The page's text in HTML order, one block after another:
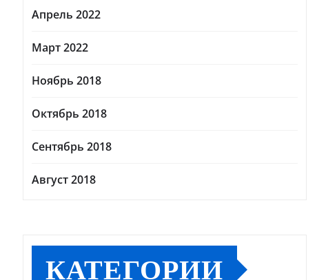
Апрель 2022
Март 2022
Ноябрь 2018
Октябрь 2018
Сентябрь 2018
Август 2018
КАТЕГОРИИ